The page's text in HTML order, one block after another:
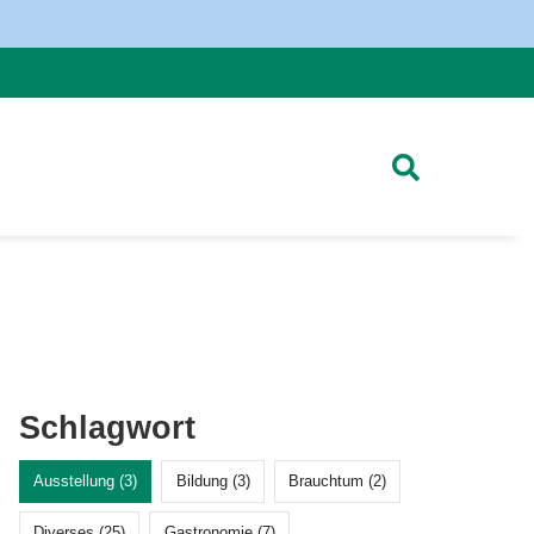
Schlagwort
Ausstellung (3) Bildung (3) Brauchtum (2)